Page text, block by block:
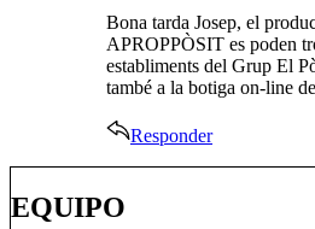
Bona tarda Josep, el
APROPPÒSIT es poden
establiments del Grup El
també a la botiga on-line
Responder
EQUIPO